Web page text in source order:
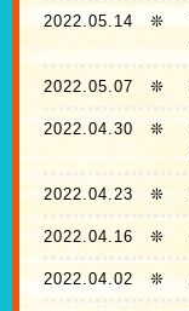
2022.05.14 ❊
2022.05.07 ❊
2022.04.30 ❊
2022.04.23 ❊
2022.04.16 ❊
2022.04.02 ❊